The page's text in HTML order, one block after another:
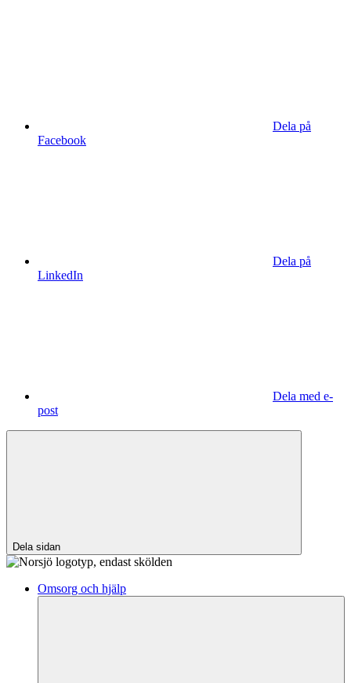
Dela på
Facebook
Dela på
LinkedIn
Dela med e-
post
Dela sidan
Omsorg och hjälp